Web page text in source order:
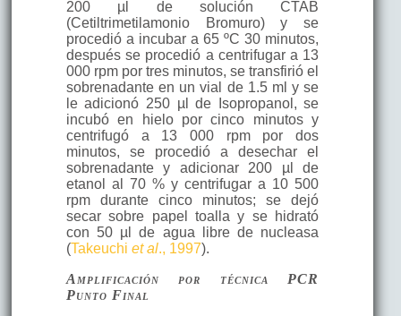
200 µl de solución CTAB
(Cetiltrimetilamonio Bromuro) y se
procedió a incubar a 65 ºC 30 minutos,
después se procedió a centrifugar a 13
000 rpm por tres minutos, se transfirió el
sobrenadante en un vial de 1.5 ml y se
le adicionó 250 µl de Isopropanol, se
incubó en hielo por cinco minutos y
centrifugó a 13 000 rpm por dos
minutos, se procedió a desechar el
sobrenadante y adicionar 200 µl de
etanol al 70 % y centrifugar a 10 500
rpm durante cinco minutos; se dejó
secar sobre papel toalla y se hidrató
con 50 µl de agua libre de nucleasa
(Takeuchi et al., 1997).
Amplificación por técnica PCR
Punto Final